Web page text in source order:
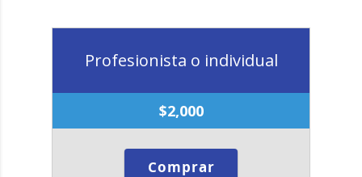
Profesionista o individual
$2,000
Comprar